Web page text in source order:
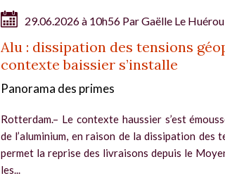
29.06.2026 à 10h56 ParGaëlle Le Huérou
Alu : dissipation des tensions
contexte baissier s’installe
Panorama des primes
Rotterdam.– Le contexte haussier s’est
de l’aluminium, en raison de la dissipation des
permet la reprise des livraisons depuis le
les...